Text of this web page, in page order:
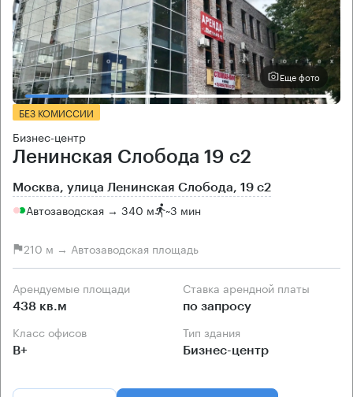
Еще фото
БЕЗ КОМИССИИ
Бизнес-центр
Ленинская Слобода 19 с2
Москва, улица Ленинская Слобода, 19 с2
Автозаводская → 340 м ~3 мин
210 м → Автозаводская площадь
Арендуемые площади
438 кв.м
Ставка арендной платы
по запросу
Класс офисов
B+
Тип здания
Бизнес-центр